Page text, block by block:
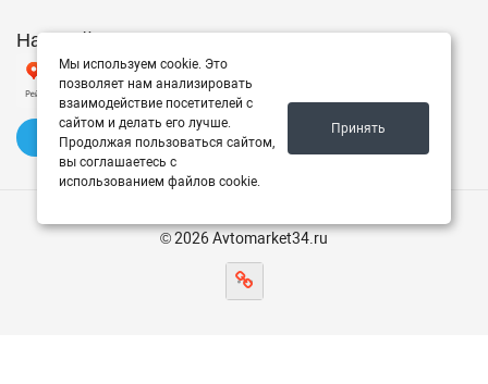
Наш рейтинг на Яндексе
✍️ Оставить отзыв
© 2026 Avtomarket34.ru
Мы используем cookie. Это
позволяет нам анализировать
взаимодействие посетителей с
сайтом и делать его лучше.
Продолжая пользоваться сайтом,
вы соглашаетесь с
использованием файлов cookie.
Принять